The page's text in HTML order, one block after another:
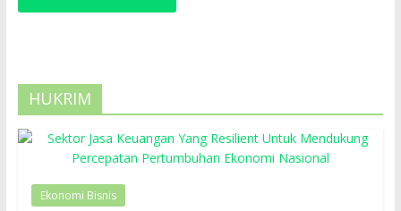
HUKRIM
Ekonomi Bisnis